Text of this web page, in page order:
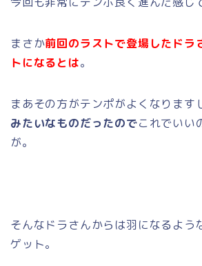
まさか前回のラストで登場したドラ
トになるとは。
まあその方がテンポがよくなります
みたいなものだったのでこれでいい
が。
そんなドラさんからは羽になるよう
ゲット。